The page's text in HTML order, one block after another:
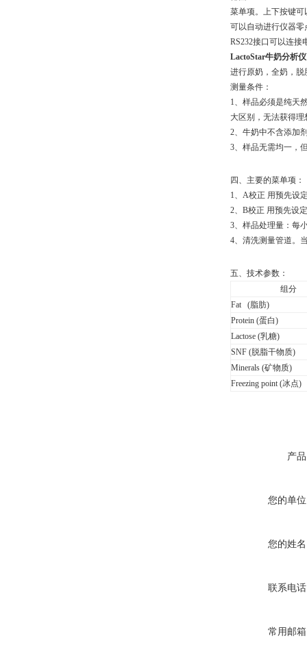
菜单项。上下按键
可以自动进行仪器
RS232接口可以连接
LactoStar牛奶分析仪
进行原奶，全奶，
测量条件 ：
1、 样品必须是纯天
大区别，无法获得理
2、 牛奶中不含添加
3、 样品无需均一，
四、 主要的菜单项：
1、 A校正 用预先设
2、 B校正 用预先设
3、 样品处理量 ： 每
4、 清洗测量管道。
五、技术参数：
组分
Fat (脂肪)
Protein (蛋白)
Lactose (乳糖)
SNF (脱脂干物质)
Minerals (矿物质)
Freezing point (冰点)
产
您的单
您的姓
联系电
常用邮